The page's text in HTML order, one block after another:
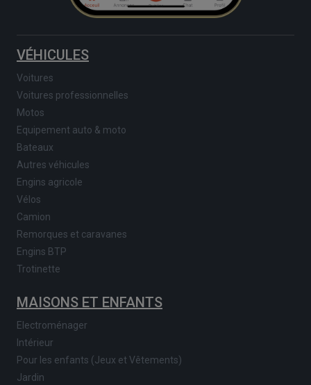
VÉHICULES
Voitures
Voitures professionnelles
Motos
Equipement auto & moto
Bateaux
Autres véhicules
Engins agricole
Vélos
Camion
Remorques et caravanes
Engins BTP
Trotinette
MAISONS ET ENFANTS
Electroménager
Intérieur
Pour les enfants (Jeux et Vêtements)
Jardin